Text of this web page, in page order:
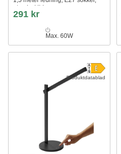
uten lyskilde
291 kr
Max. 60W
Produktdatablad